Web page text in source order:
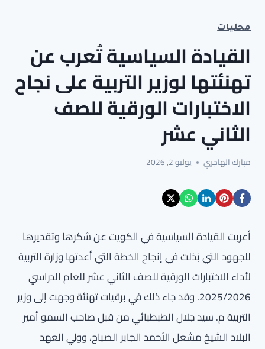
محليات
القيادة السياسية تُعرب عن
تهنئتها لوزير التربية على نجاح
الاختبارات الورقية للصف
الثاني عشر
مبارك الهاجري يوليو 2, 2026
أعربت القيادة السياسية في الكويت عن شكرها وتقديرها
للجهود التي بُذلت في إنجاح الخطة التي أعدتها وزارة التربية
لأداء الاختبارات الورقية للصف الثاني عشر للعام الدراسي
2025/2026. وقد جاء ذلك في برقيات تهنئة وجهت إلى وزير
التربية م. سيد جلال الطبطبائي من قبل صاحب السمو أمير
البلاد الشيخ مشعل الأحمد الجابر الصباح، وولي العهد